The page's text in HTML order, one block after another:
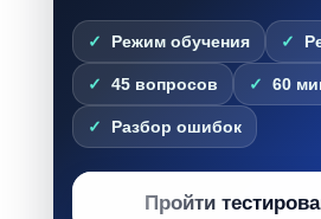
Режим обучения
45 вопросов 60
Разбор ошибок
Пройти